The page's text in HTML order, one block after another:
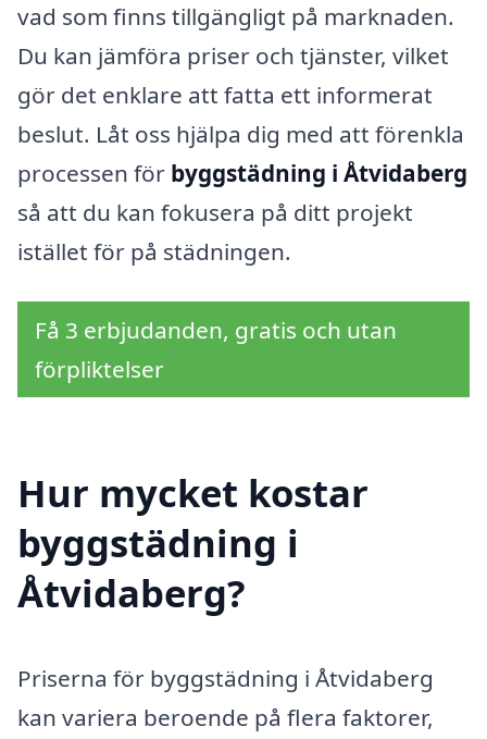
vad som finns tillgängligt på marknaden.
Du kan jämföra priser och tjänster, vilket
gör det enklare att fatta ett informerat
beslut. Låt oss hjälpa dig med att förenkla
processen för byggstädning i Åtvidaberg
så att du kan fokusera på ditt projekt
istället för på städningen.
Få 3 erbjudanden, gratis och utan
förpliktelser
Hur mycket kostar
byggstädning i
Åtvidaberg?
Priserna för byggstädning i Åtvidaberg
kan variera beroende på flera faktorer,